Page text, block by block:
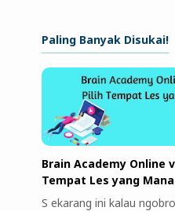
Paling Banyak Disukai!
Brain Academy Online
Tempat Les yang Mana
S ekarang ini kalau